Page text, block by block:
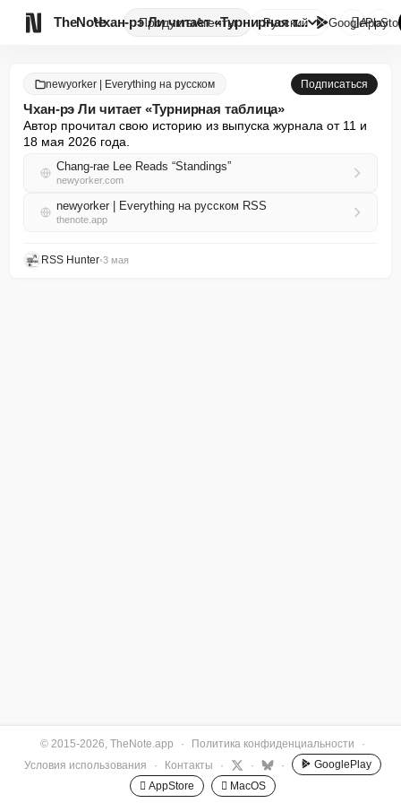
TheNote ПродуктыАгенты
Чхан-рэ Ли читает «Турнирная т...
Русский GooglePlay

newyorker | Everything на русском Подписаться
Чхан-рэ Ли читает «Турнирная таблица»
Автор прочитал свою историю из выпуска журнала от 11 и
18 мая 2026 года.
Chang-rae Lee Reads “Standings”
newyorker.com
newyorker | Everything на русском RSS
thenote.app
RSS Hunter•3 мая
© 2015-2026, TheNote.app · Политика конфиденциальности
·
Условия использования
· Контакты · · ·
GooglePlay
 AppStore
 MacOS